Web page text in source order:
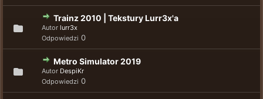
Trainz 2010 | Tekstury Lurr3x'a
Autor lurr3x
Odpowiedzi 0
Metro Simulator 2019
Autor DespiKr
Odpowiedzi 0